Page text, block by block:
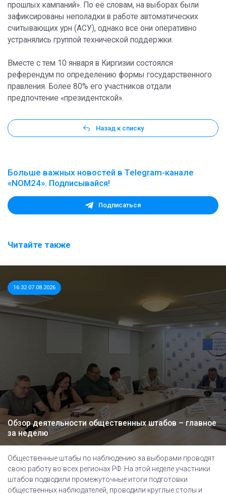
прошлых кампаний». По её словам, на выборах были
зафиксированы неполадки в работе автоматических
считывающих урн (АСУ), однако все они оперативно
устранялись группой технической поддержки.
Вместе с тем 10 января в Киргизии состоялся
референдум по определению формы государственного
правления. Более 80% его участников отдали
предпочтение «президентской».
Назад к списку
Больше важных новостей в Telegram-канале
«NOM24». Подписывайся!
Подписаться
Читайте также
16:32 07.08.2026
Обзор деятельности общественных штабов – главное
за неделю
Общественные штабы по наблюдению за выборами проводят
свою работу во всех регионах РФ. На этой неделе участники
штабов подводили промежуточные итоги подготовки
общественных наблюдателей, проводили круглые столы и